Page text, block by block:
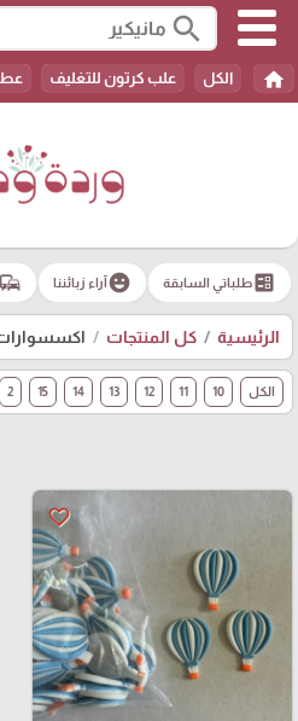
search
home الكل علب كرتون للتغليف
ballotطلباتي السابقة emoji_emotionsآراء زبائننا commute
الرئيسية كل المنتجات
الكل 10
11
12
13
14
15
2
favorite_border